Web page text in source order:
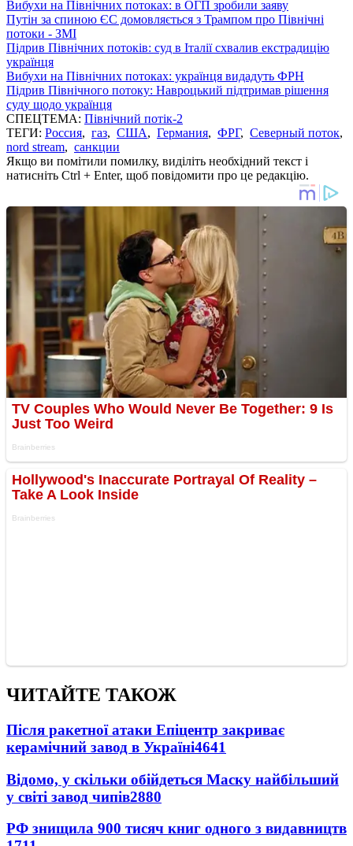
Вибухи на Північних потоках: в ОГП зробили заяву
Путін за спиною ЄС домовляється з Трампом про Північні
потоки - ЗМІ
Підрив Північних потоків: суд в Італії схвалив екстрадицію
українця
Вибухи на Північних потоках: українця видадуть ФРН
Підрив Північного потоку: Навроцький підтримав рішення
суду щодо українця
СПЕЦТЕМА: Північний потік-2
ТЕГИ: Россия, газ, США, Германия, ФРГ, Северный поток,
nord stream, санкции
Якщо ви помітили помилку, виділіть необхідний текст і
натисніть Ctrl + Enter, щоб повідомити про це редакцію.
ЧИТАЙТЕ ТАКОЖ
Після ракетної атаки Епіцентр закриває
керамічний завод в Україні4641
Відомо, у скільки обійдеться Маску найбільший
у світі завод чипів2880
РФ знищила 900 тисяч книг одного з видавництв